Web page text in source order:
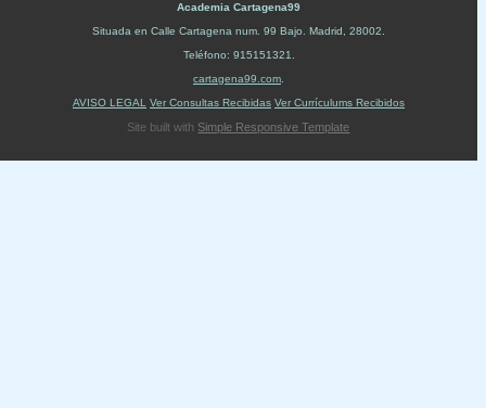
Academia Cartagena99
Situada en Calle Cartagena num. 99 Bajo Madrid 28002
Teléfono: 915151321
cartagena99.com
AVISO LEGAL
Ver Consultas Recibidas Ver Currículums Recibidos
Site built with Simple Responsive Template